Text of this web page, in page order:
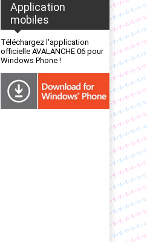
Application
mobiles
Téléchargez l'application
officielle AVALANCHE 06 pour
Windows Phone !